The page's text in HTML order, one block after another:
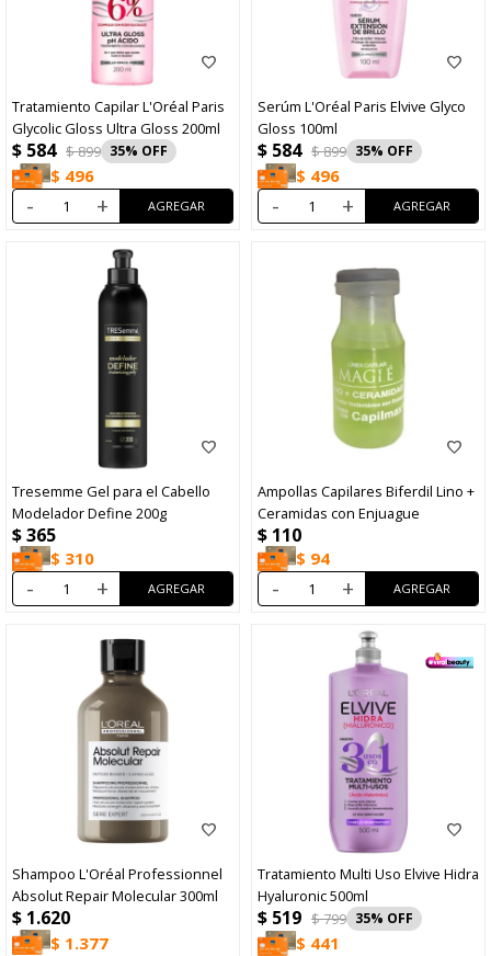
Tratamiento Capilar L'Oréal Paris
Glycolic Gloss Ultra Gloss 200ml
$ 584 $899 35
$ 496
- +
Serúm L'Oréal Paris Elvive Glyco
Gloss 100ml
$ 584 $899 35
$ 496
- +
Tresemme Gel para el Cabello
Modelador Define 200g
$365
$ 310
- +
Ampollas Capilares Biferdil Lino +
Ceramidas con Enjuague
$ 110
$ 94
- +
Shampoo L'Oréal Professionnel
Absolut Repair Molecular 300ml
$ 1.620
$ 1.377
Tratamiento Multi Uso Elvive Hidra
Hyaluronic 500ml
$ 519 $799 35
$ 441